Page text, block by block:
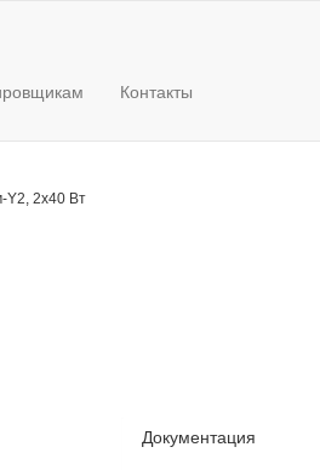
Контакты
Y2, 2х40 Вт
Документация